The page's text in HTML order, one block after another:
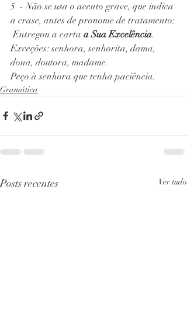
5  - Não se usa o acento grave, que indica
a crase, antes de pronome de tratamento:
Entregou a carta a Sua Excelência.
Exceções: senhora, senhorita, dama,
dona, doutora, madame.
Peço à senhora que tenha paciência.
Gramática
Posts recentes Ver tudo